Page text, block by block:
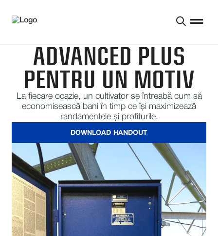
ADVANCED PLUS
PENTRU UN MOTIV
La fiecare ocazie, un cultivator se întreabă cum să
economisească bani în timp ce își maximizează
randamentele și profiturile.
DOWNLOAD HANDOUT